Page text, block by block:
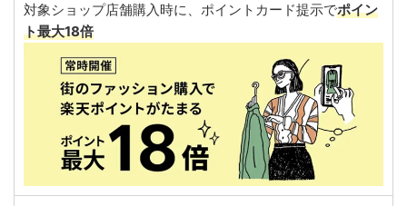
対象ショップ店舗購入時に、ポイントカード提示でポイン
ト最大18倍